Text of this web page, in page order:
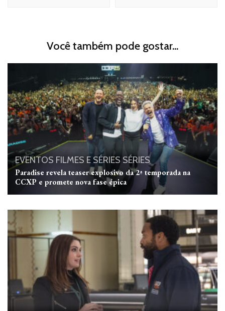
Você também pode gostar...
EVENTOS FILMES E SÉRIES SÉRIES
Paradise revela teaser explosivo da 2ª temporada na
CCXP e promete nova fase épica